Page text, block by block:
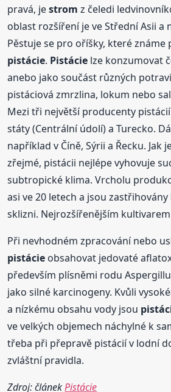
pravá, jestrom z čeledi
oblast rozšíření je ve Střední Asii a
Pěstuje se pro oříšky, které známe
pistácie. Pistácie lze konzumovat
anebo jako součást různých
pistáciová zmrzlina, lokum nebo
Mezi tři největší producenty
státy (Centrální údolí) a Turecko.
například v Číně, Sýrii a Řecku. Jak
zřejmé, pistácii nejlépe vyhovuje
subtropické klima. Vrcholu
asi ve 20 letech a jsou
sklizni. Nejrozšířenějším kultivarem
Při nevhodném zpracování nebo
pistácie obsahovat jedovaté
především plísněmi rodu
jako silné karcinogeny. Kvůli
a nízkému obsahu vody jsou
ve velkých objemech náchylné k
třeba při přepravě pistácií v lodní
zvláštní pravidla.
Zdroj: článekPistácie